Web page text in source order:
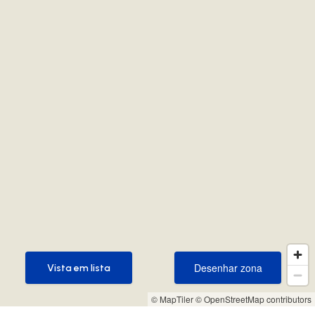
© MapTiler© OpenStreetMap contributors
Desenhar zona
Desenhar zona
Vista em lista
Vista em lista